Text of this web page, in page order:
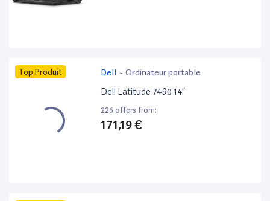
Top Produit Dell - Ordinateur portable
Dell Latitude 7490 14”
226 offers from:
171,19 €